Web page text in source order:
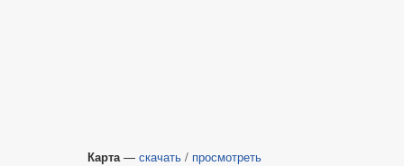
Карта — скачать / просмотреть